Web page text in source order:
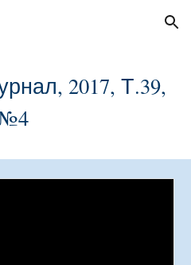
Skip to navigation
2017, Т.39,
4